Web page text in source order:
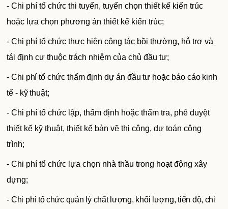
- Chi phí tổ chức thi tuyển, tuyển chọn thiết kế kiến trúc
hoặc lựa chọn phương án thiết kế kiến trúc;
- Chi phí tổ chức thực hiện công tác bồi thường, hỗ trợ và
tái định cư thuộc trách nhiệm của chủ đầu tư;
- Chi phí tổ chức thẩm định dự án đầu tư hoặc báo cáo kinh
tế - kỹ thuật;
- Chi phí tổ chức lập, thẩm định hoặc thẩm tra, phê duyệt
thiết kế kỹ thuật, thiết kế bản vẽ thi công, dự toán công
trình;
- Chi phí tổ chức lựa chọn nhà thầu trong hoạt động xây
dựng;
- Chi phí tổ chức quản lý chất lượng, khối lượng, tiến độ, chi